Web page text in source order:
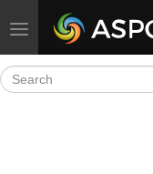
Toggle navigation